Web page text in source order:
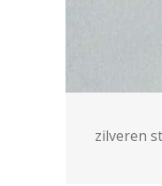
zilveren